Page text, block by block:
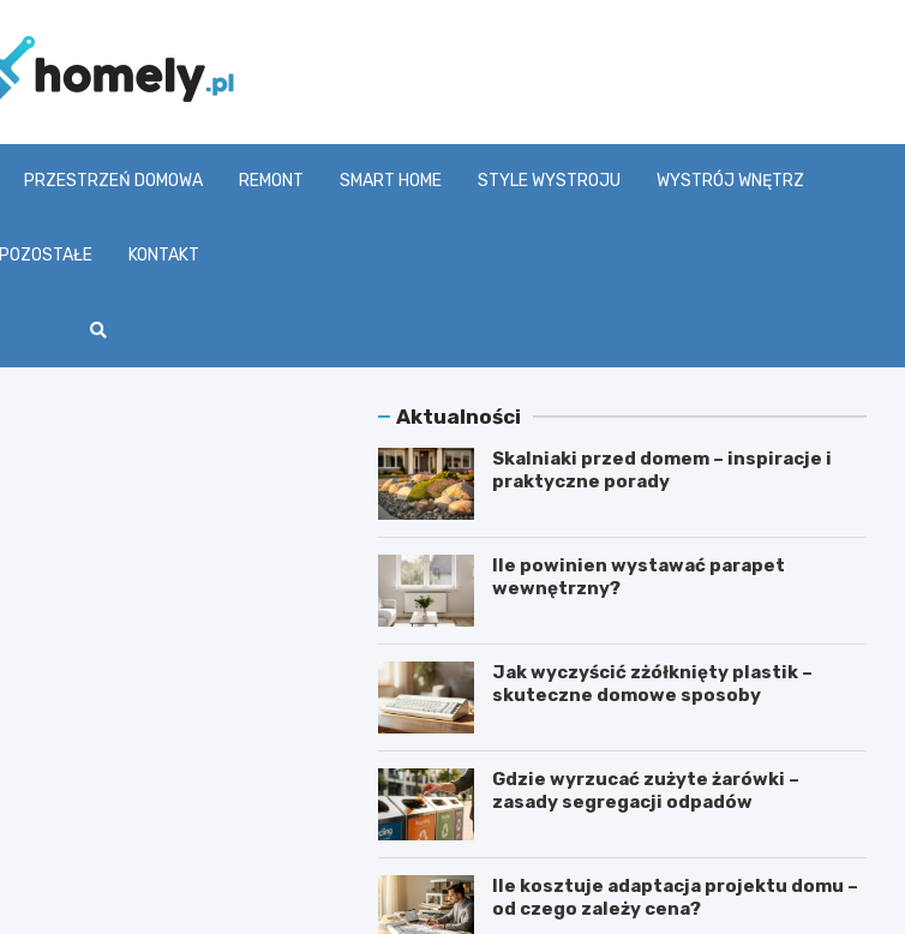
PRZESTRZEŃ DOMOWA REMONT SMART HOME STYLE WYSTROJU WYSTRÓJ WNĘTRZ
POZOSTAŁE KONTAKT
Aktualności
Skalniaki przed domem – inspiracje i
praktyczne porady
Ile powinien wystawać parapet
wewnętrzny?
Jak wyczyścić zżółknięty plastik –
skuteczne domowe sposoby
Gdzie wyrzucać zużyte żarówki –
zasady segregacji odpadów
Ile kosztuje adaptacja projektu domu –
od czego zależy cena?